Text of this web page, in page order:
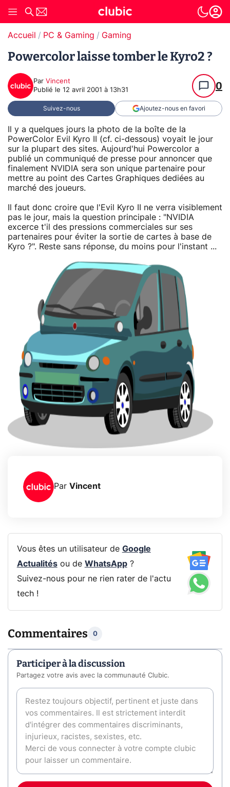
Accueil PC & Gaming Gaming
Powercolor laisse tomber le Kyro2 ?
Par Vincent
Publié le 12 avril 2001 à 13h31 0
Suivez-nous Ajoutez-nous en favori
Il y a quelques jours la photo de la boîte de la
PowerColor Evil Kyro II (cf. ci-dessous) voyait le jour
sur la plupart des sites. Aujourd'hui Powercolor a
publié un communiqué de presse pour annoncer que
finalement NVIDIA sera son unique partenaire pour
mettre au point des Cartes Graphiques dediées au
marché des joueurs.
Il faut donc croire que l'Evil Kyro II ne verra visiblement
pas le jour, mais la question principale : "NVIDIA
excerce t'il des pressions commerciales sur ses
partenaires pour éviter la sortie de cartes à base de
Kyro ?". Reste sans réponse, du moins pour l'instant ...
Par Vincent
Vous êtes un utilisateur de Google
Actualitésou de WhatsApp?
Suivez-nous pour ne rien rater de l'actu
tech !
Commentaires 0
Participer à la discussion
Partagez votre avis avec la communauté Clubic.